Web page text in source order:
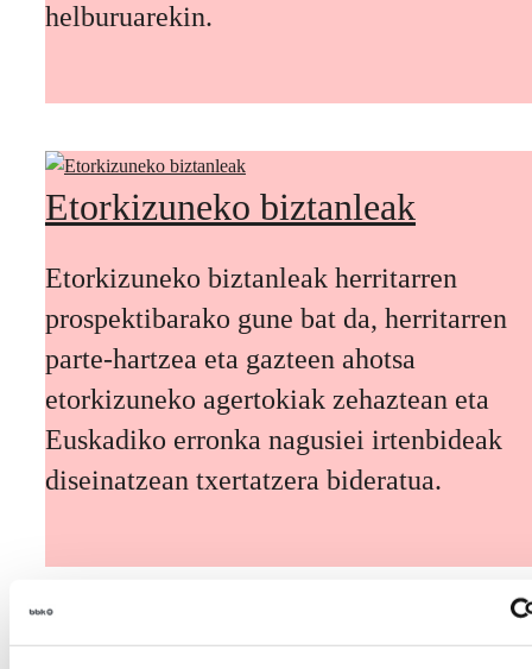
helburuarekin.
Etorkizuneko biztanleak
Etorkizuneko biztanleak herritarren
prospektibarako gune bat da, herritarren
parte-hartzea eta gazteen ahotsa
etorkizuneko agertokiak zehaztean eta
Euskadiko erronka nagusiei irtenbideak
diseinatzean txertatzera bideratua.